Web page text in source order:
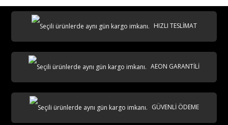
HIZLI TESLİMAT
AEON GARANTİLİ
GÜVENLİ ÖDEME